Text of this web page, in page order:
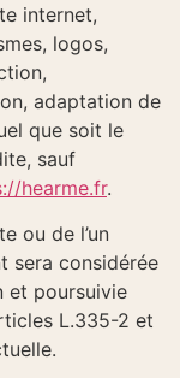
internet,
logos,
adaptation de
que soit le
sauf
hearme.fr.
ou de l’un
sera considérée
et poursuivie
L.335-2 et